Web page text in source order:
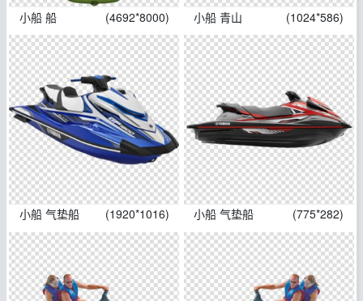
小船 船 (4692*8000) 小船 青山 (1024*586)
小船 气垫船 (1920*1016) 小船 气垫船 (775*282)